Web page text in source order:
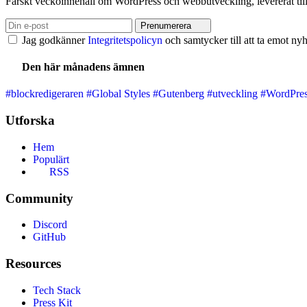
Prenumerera
Jag godkännerIntegritetspolicyn och samtycker till att ta emot
Den här månadens ämnen
#blockredigeraren #Global Styles #Gutenberg #utveckling
Utforska
Hem
Populärt
RSS
Community
Discord
GitHub
Resources
Tech Stack
Press Kit